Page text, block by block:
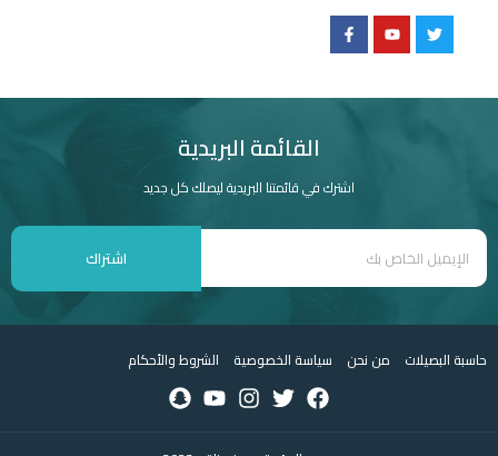
القائمة البريدية
اشترك في قائمتنا البريدية ليصلك كل جديد
اشتراك
حاسبة البصيلات من نحن سياسة الخصوصية الشروط والأحكام